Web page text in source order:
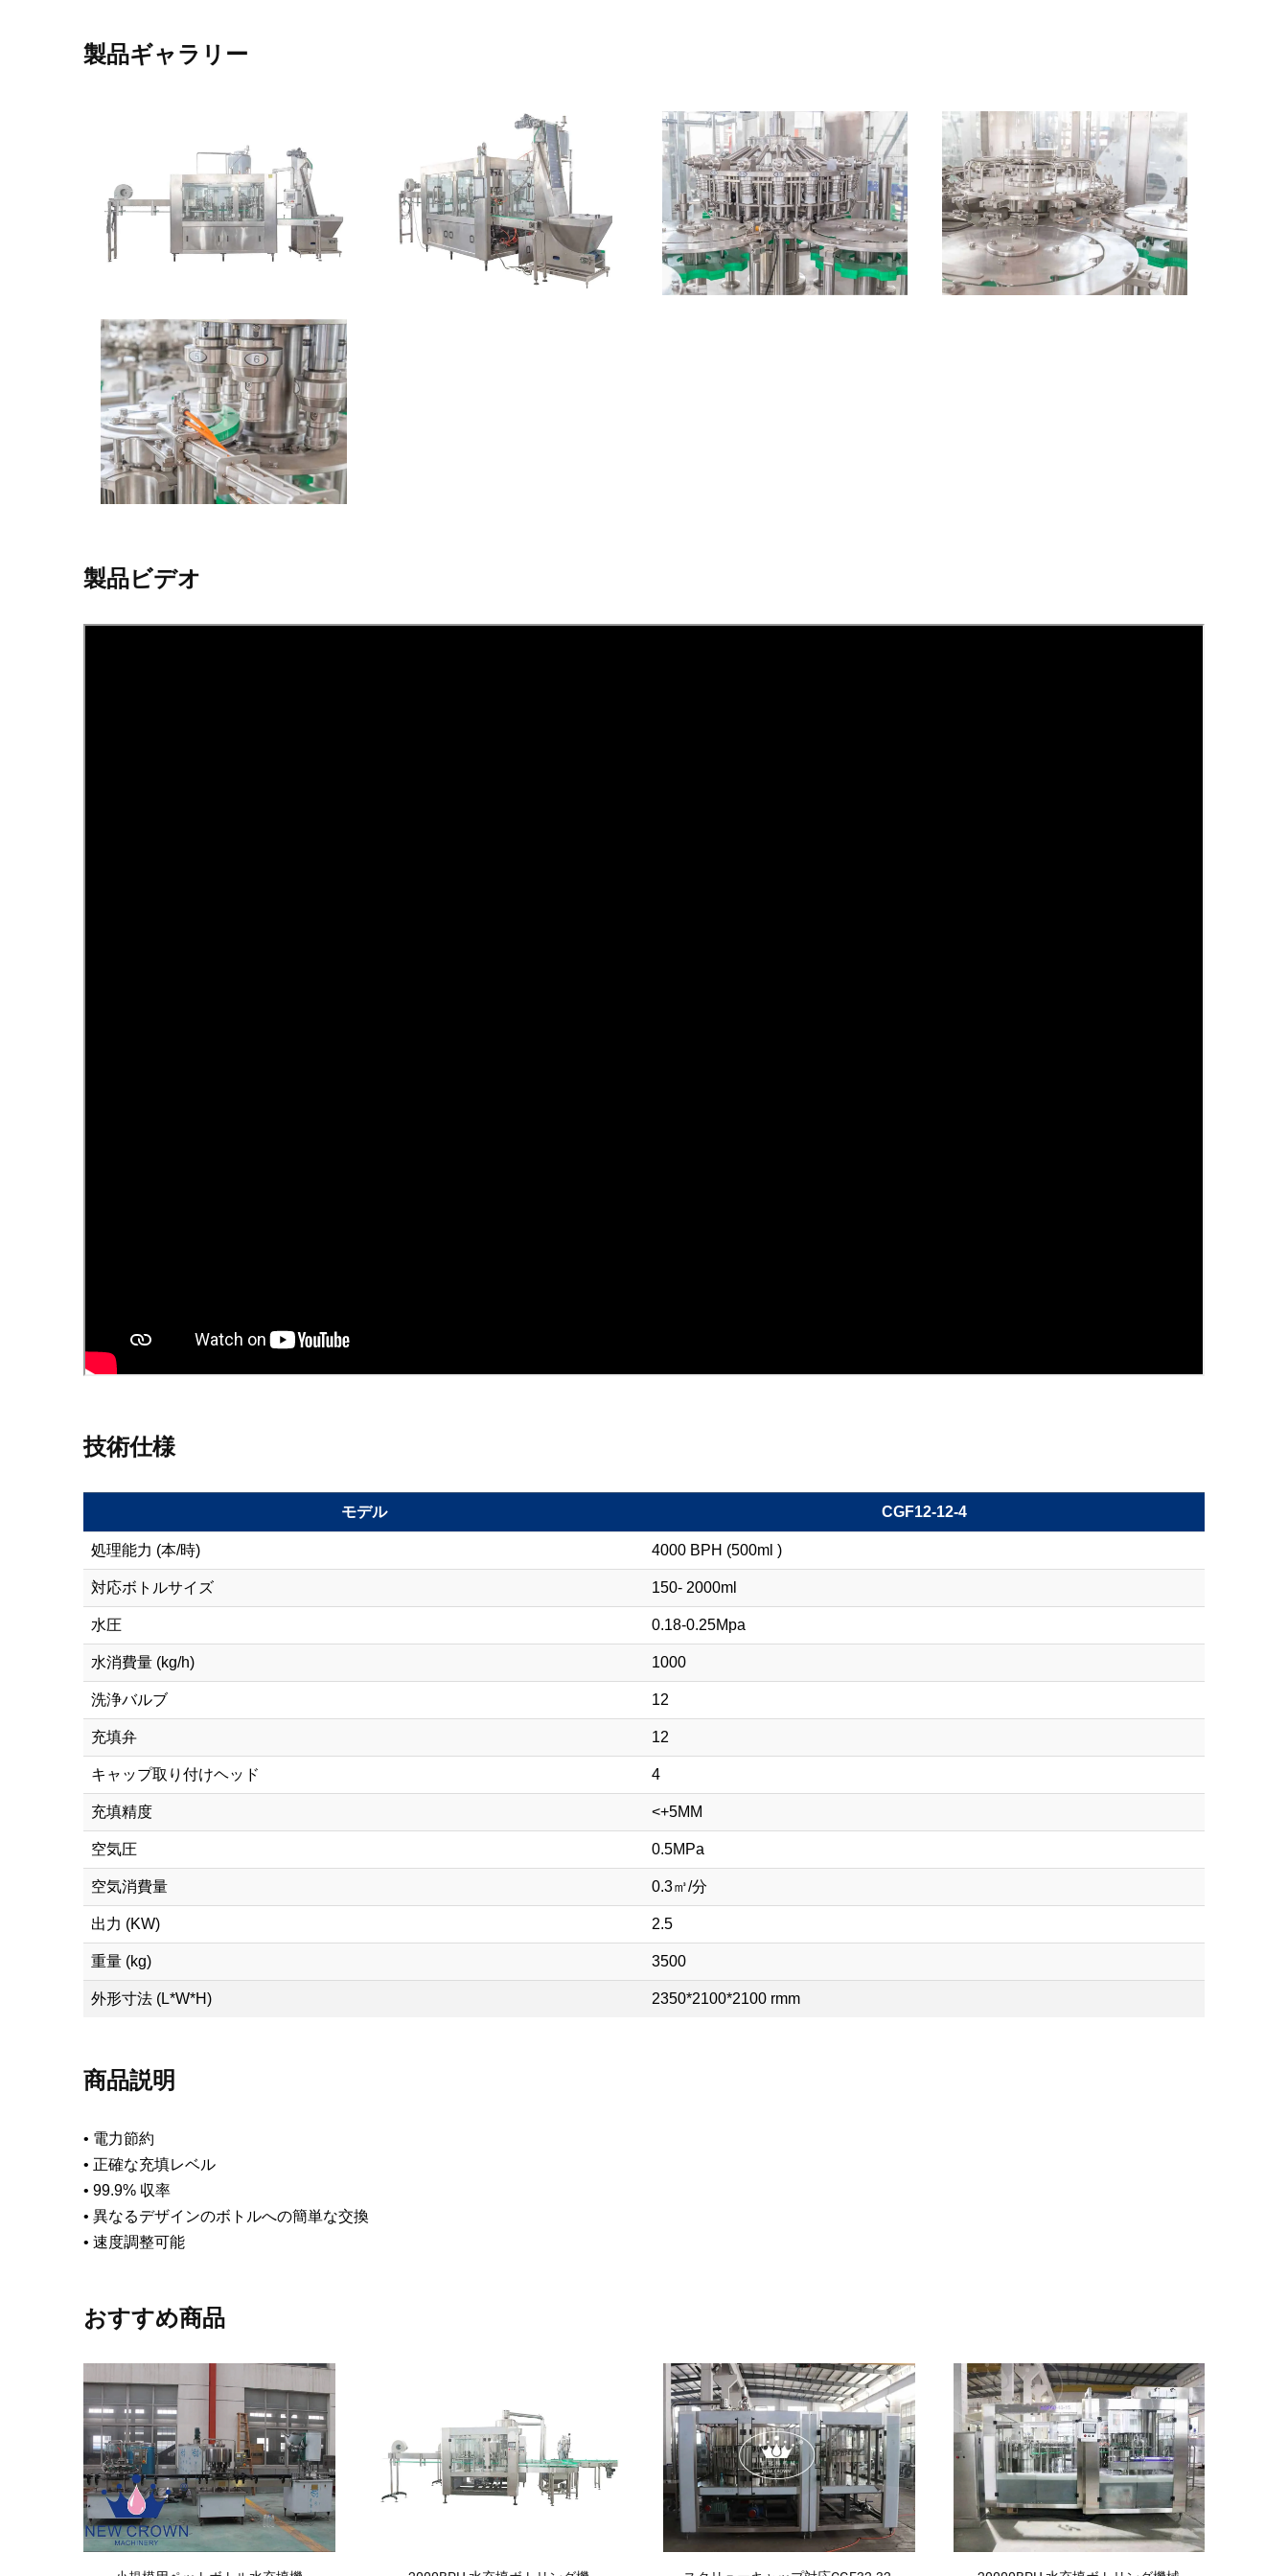
製品ギャラリー
製品ビデオ
技術仕様
モデル CGF12-12-4
処理能力 (本/時) 4000 BPH (500ml )
対応ボトルサイズ 150- 2000ml
水圧 0.18-0.25Mpa
水消費量 (kg/h) 1000
洗浄バルブ 12
充填弁 12
キャップ取り付けヘッド 4
充填精度 <+5MM
空気圧 0.5MPa
空気消費量 0.3㎥/分
出力 (KW) 2.5
重量 (kg) 3500
外形寸法 (L*W*H) 2350*2100*2100 rmm
商品説明
• 電力節約
• 正確な充填レベル
• 99.9% 収率
• 異なるデザインのボトルへの簡単な交換
• 速度調整可能
おすすめ商品